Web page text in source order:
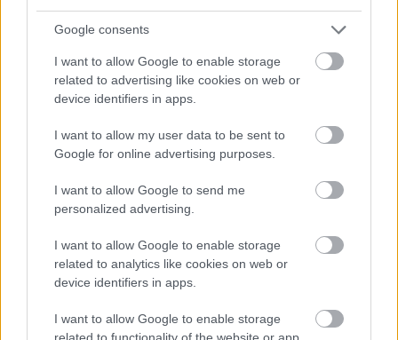
Google consents
I want to allow Google to enable storage
related to advertising like cookies on web or
device identifiers in apps.
I want to allow my user data to be sent to
Google for online advertising purposes.
I want to allow Google to send me
personalized advertising.
I want to allow Google to enable storage
related to analytics like cookies on web or
device identifiers in apps.
I want to allow Google to enable storage
related to functionality of the website or app.
Stohl András
Tracy Letts amerikai drámaíró és színész 2008-ban
Pulitzer-díjat kapott azAugusztus Oklahomában
című művéért, 2013-ban pedig Tony-díjjal méltatták
a Booth Színház béliNem félünk a farkastól
-ban
nyújtott George-alakítását.A nevem Mary Page